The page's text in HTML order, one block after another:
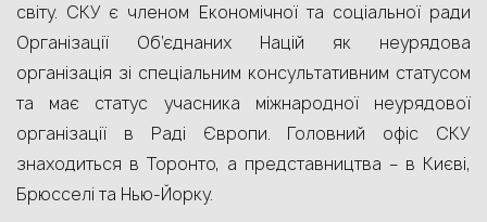
світу. СКУ є членом Економічної та соціальної ради
Організації Об’єднаних Націй як неурядова
організація зі спеціальним консультативним статусом
та має статус учасника міжнародної неурядової
організації в Раді Європи. Головний офіс СКУ
знаходиться в Торонто, а представництва – в Києві,
Брюсселі та Нью-Йорку.